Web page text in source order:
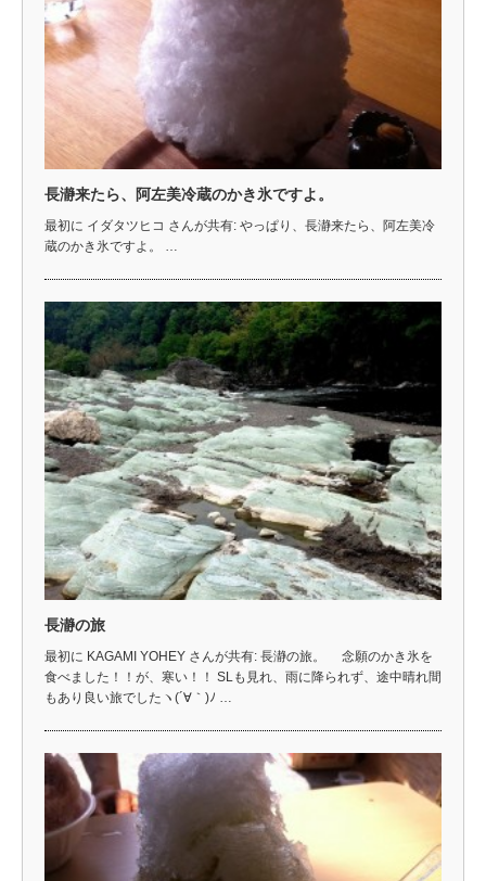
長瀞来たら、阿左美冷蔵のかき氷ですよ。
最初に イダタツヒコ さんが共有: やっぱり、長瀞来たら、阿左美冷
蔵のかき氷ですよ。 …
長瀞の旅
最初に KAGAMI YOHEY さんが共有: 長瀞の旅。 念願のかき氷を
食べました！！が、寒い！！ SLも見れ、雨に降られず、途中晴れ間
もあり良い旅でしたヽ(´∀｀)ﾉ …